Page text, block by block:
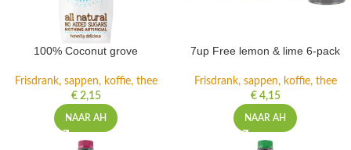
100% Coconut grove
Frisdrank, sappen, koffie, thee
€2,15
NAAR AH
7up Free lemon & lime 6-pack
Frisdrank, sappen, koffie, thee
€4,15
NAAR AH